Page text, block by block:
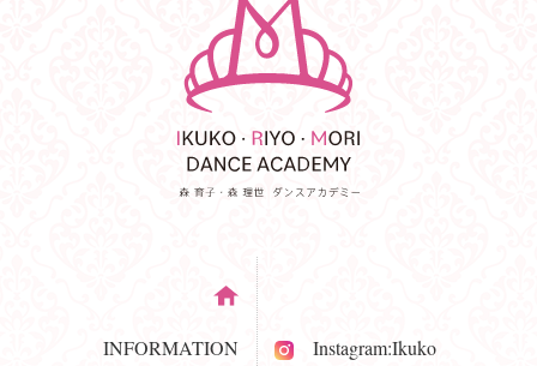
INFORMATION Instagram:Ikuko